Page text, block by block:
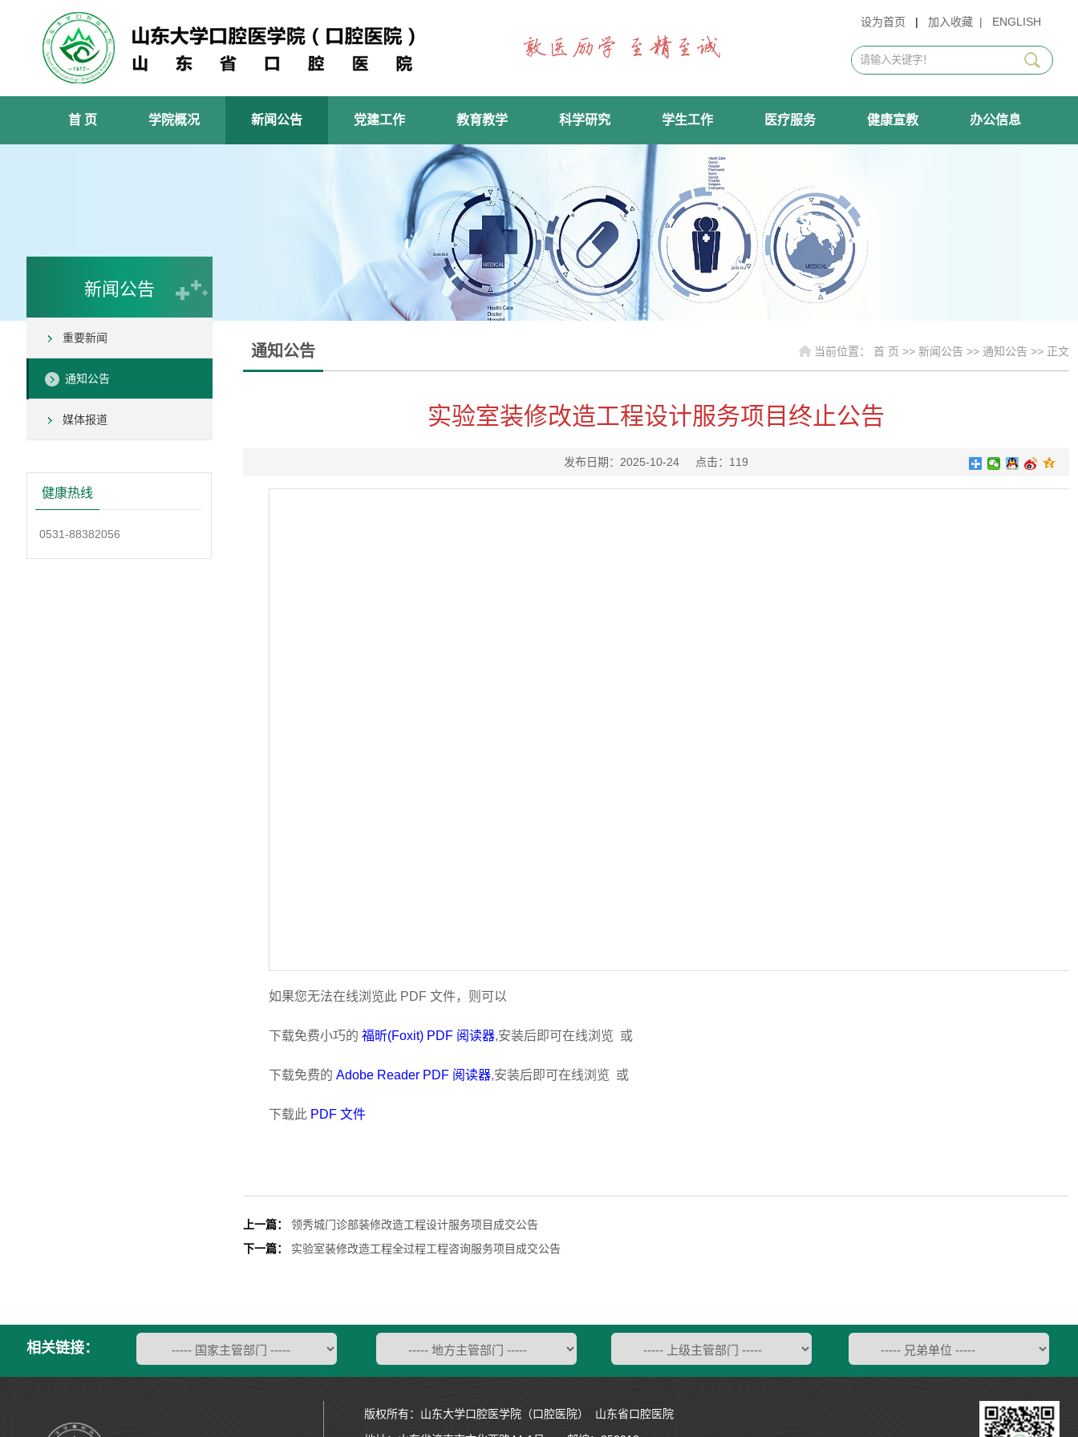
设为首页 | 加入收藏 | ENGLISH
首 页 学院概况 新闻公告 党建工作 教育教学 科学研究 学生工作 医疗服务 健康宣教 办公信息
新闻公告
重要新闻
通知公告
媒体报道
健康热线
0531-88382056
通知公告 当前位置： 首 页 >> 新闻公告 >> 通知公告 >> 正文
实验室装修改造工程设计服务项目终止公告
发布日期：2025-10-24 点击： 119
如果您无法在线浏览此 PDF 文件，则可以
下载免费小巧的 福昕(Foxit) PDF 阅读器,安装后即可在线浏览 或
下载免费的 Adobe Reader PDF 阅读器,安装后即可在线浏览 或
下载此 PDF 文件
上一篇：
领秀城门诊部装修改造工程设计服务项目成交公告
下一篇：
实验室装修改造工程全过程工程咨询服务项目成交公告
相关链接：
版权所有：山东大学口腔医学院（口腔医院） 山东省口腔医院